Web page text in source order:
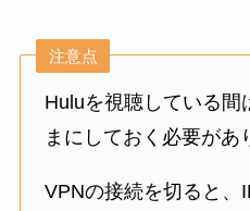
注意点
Huluを視聴している間
まにしておく必要があ
VPNの接続を切ると、